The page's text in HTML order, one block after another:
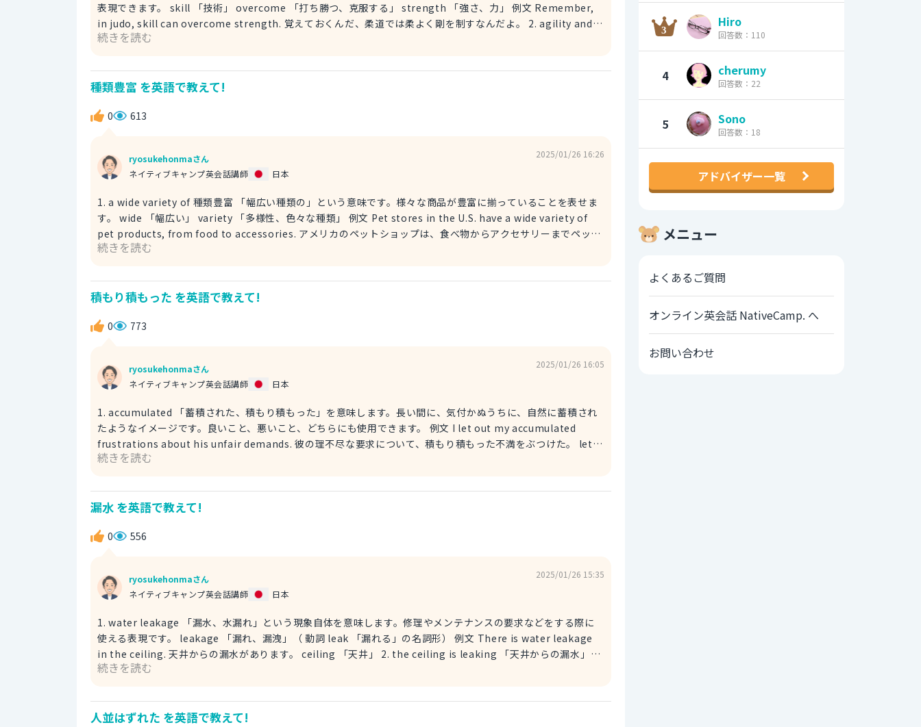
表現できます。 skill 「技術」 overcome 「打ち勝つ、克服する」 strength 「強さ、力」 例文 Remember,
in judo, skill can overcome strength. 覚えておくんだ、柔道では柔よく剛を制すなんだよ。 2. agility and
technique can defeat physical power 直訳で「敏捷性と技術が肉体的な力に勝つ」です。柔道における「柔
す、破る」 physical 「肉体的な、物理的な」 例文 Don't worry about your opponent's size. Remember,
agility and technique can defeat physical power. 相手の体格を気にするな。敏捷性と技術が肉体的な力に勝
続きを読む
種類豊富 を英語で教えて!
0 613
ryosukehonmaさん
ネイティブキャンプ英会話講師
日本
2025/01/26 16:26
1. a wide variety of 種類豊富 「幅広い種類の」という意味です。様々な商品が豊富に揃っていることを表せま
す。 wide 「幅広い」 variety 「多様性、色々な種類」 例文 Pet stores in the U.S. have a wide variety of
pet products, from food to accessories. アメリカのペットショップは、食べ物からアクセサリーまでペット
商品の種類が豊富です。 2. a huge selection of 種類豊富 「非常に多くの選択肢がある」を意味します。
の幅」 例文 There's a huge selection of pet supplies in American pet stores compared to Japan. アメ
リカのペットショップは、日本と比べてペット用品の品揃えが非常に豊富です。
続きを読む
積もり積もった を英語で教えて!
0 773
ryosukehonmaさん
ネイティブキャンプ英会話講師
日本
2025/01/26 16:05
1. accumulated 「蓄積された、積もり積もった」を意味します。長い間に、気付かぬうちに、自然に蓄積され
たようなイメージです。良いこと、悪いこと、どちらにも使用できます。 例文 I let out my accumulated
frustrations about his unfair demands. 彼の理不尽な要求について、積もり積もった不満をぶつけた。 let
out 〜 「〜を発散する、ぶつける」 unfair 「不公平な、理不尽な」 frustration 「フラストレーション、不
ボトルの中に感情を閉じ込めているようなネガティブなフレーズです。本当は発散させたいけど、無理やり閉じ
込めているようなニュアンスです。 例文 He has a lot of bottled-up anger towards his boss. 彼は上司に対
続きを読む
漏水 を英語で教えて!
0 556
ryosukehonmaさん
ネイティブキャンプ英会話講師
日本
2025/01/26 15:35
1. water leakage 「漏水、水漏れ」という現象自体を意味します。修理やメンテナンスの要求などをする際に
使える表現です。 leakage 「漏れ、漏洩」（ 動詞 leak 「漏れる」の名詞形） 例文 There is water leakage
in the ceiling. 天井からの漏水があります。 ceiling 「天井」 2. the ceiling is leaking 「天井からの漏水」で
あれば、 water がなくてもこの表現で大丈夫です。 leaking 「漏れている」（ 動詞 leak 「漏れる」の動名詞
because of 〜 「〜のせいで、〜が原因で」 heavy rain 「大雨」
続きを読む
人並はずれた を英語で教えて!
Hiro
回答数：110
4 cherumy
回答数：22
5 Sono
回答数：18
アドバイザー一覧
メニュー
よくあるご質問
オンライン英会話 NativeCamp. へ
お問い合わせ